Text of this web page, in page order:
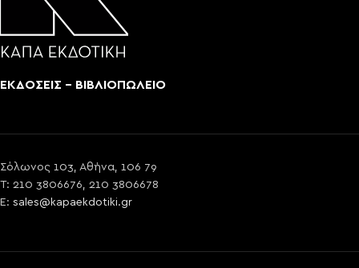
ΕΚΔΟΣΕΙΣ - ΒΙΒΛΙΟΠΩΛΕΙΟ
Σόλωνος 103, Αθήνα, 106 79
T: 210 3806676, 210 3806678
E: sales@kapaekdotiki.gr